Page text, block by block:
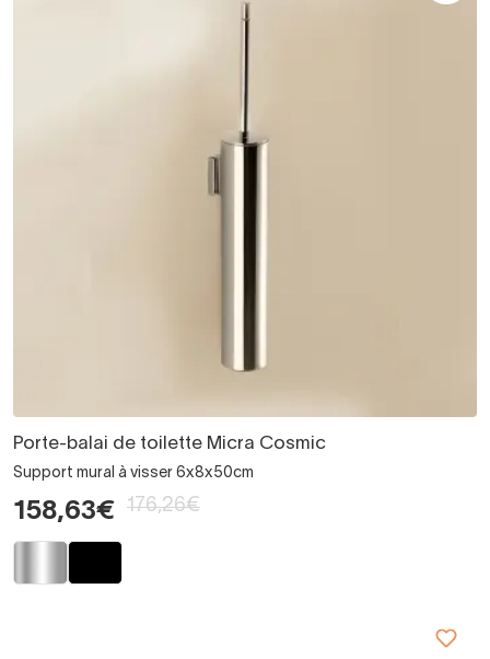
Porte-balai de toilette Micra Cosmic
Support mural à visser 6x8x50cm
158,63€ 176,26€